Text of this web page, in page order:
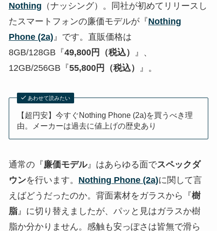
Nothing （ナッシング）。同社が初めてリリースし
たスマートフォンの廉価モデルが『Nothing
Phone (2a)』です。直販価格は
8GB/128GB『49,800円（税込）
』、
12GB/256GB『55,800円（税込） 』。
あわせて読みたい
【超円安】今すぐNothing Phone (2a)を買うべき理
由。メーカーは過去に値上げの歴史あり
通常の『 廉価モデル』はあらゆる面でスペックダ
ウンを行います。 Nothing Phone (2a)に関して言
えばどうだったのか。背面素材をガラスから『樹
脂』に切り替えましたが、パッと見はガラスか樹
脂か分かりません。感触も安っぽさは皆無で滑ら